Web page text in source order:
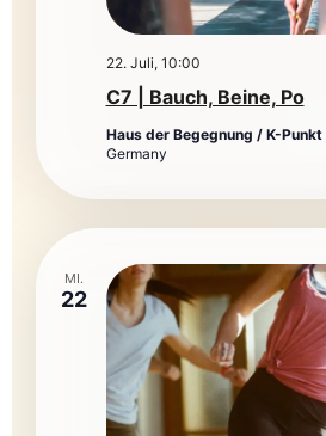
C7 | Bauch, Beine, Po
22. Juli, 10:00
Haus der Begegnung / K-Punkt
Germany
MI.
22